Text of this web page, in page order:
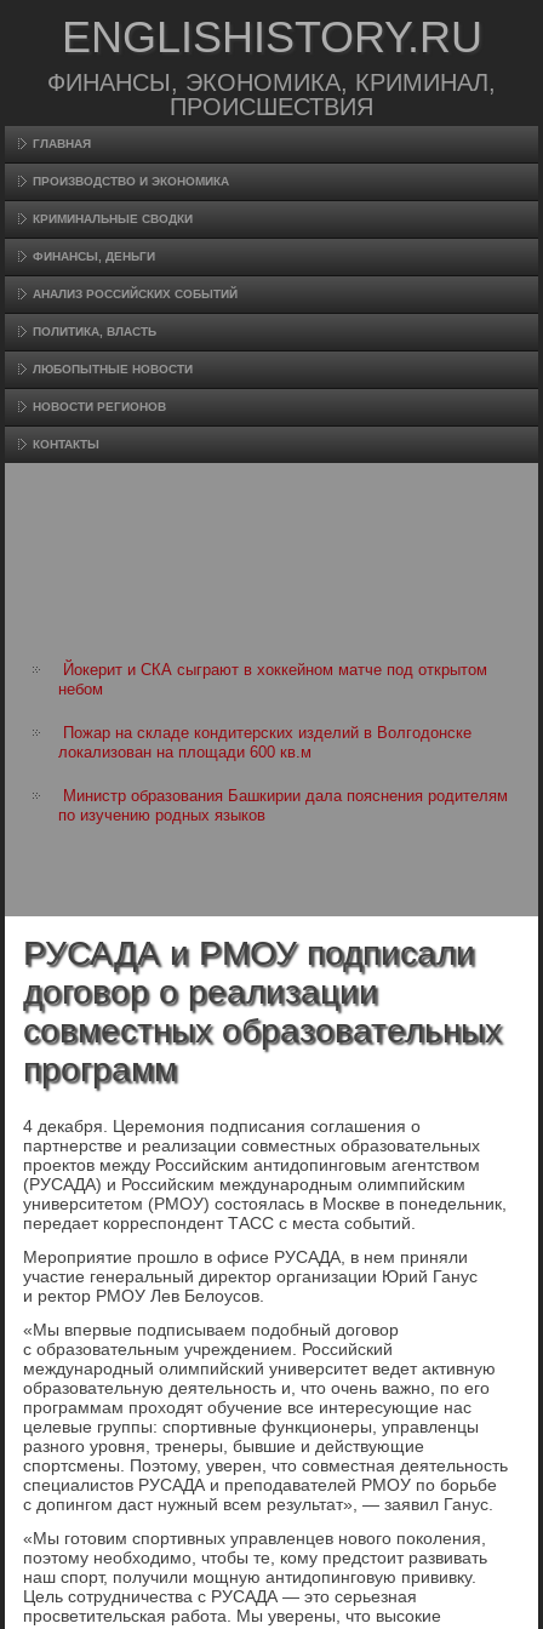
ENGLISHISTORY.RU
ФИНАНСЫ, ЭКОНОМИКА, КРИМИНАЛ,
ПРОИСШЕСТВИЯ
ГЛАВНАЯ
ПРОИЗВΟДСТВО И ЭКОНОМИКА
КРИМИНАЛЬНЫЕ СВОДКИ
ФИНАНСЫ, ДЕНЬГИ
АНАЛИЗ РОССИЙСКИХ СОБЫТИЙ
ПОЛИТИКА, ВЛАСТЬ
ЛЮБОПЫТНЫЕ НОВОСТИ
НОВОСТИ РЕГИОНОВ
КОНТАКТЫ
Йокерит и СКА сыграют в хоккейном матче под открытом
небом
Пожар на складе кондитерских изделий в Волгодонске
локализован на площади 600 кв.м
Министр образования Башкирии дала пояснения родителям
по изучению родных языков
РУСАДА и РМОУ подписали
договор о реализации
совместных образовательных
программ
4 декабря. Церемония подписания соглашения о
партнерстве и реализации совместных образовательных
проектов между Российским антидопинговым агентством
(РУСАДА) и Российским международным олимпийским
университетом (РМОУ) состоялась в Москве в понедельник,
передает корреспондент ТАСС с места событий.
Мероприятие прошло в офисе РУСАДА, в нем приняли
участие генеральный директор организации Юрий Ганус
и ректор РМОУ Лев Белоусов.
«Мы впервые подписываем подобный договор
с образовательным учреждением. Российский
международный олимпийский университет ведет активную
образовательную деятельность и, что очень важно, по его
программам проходят обучение все интересующие нас
целевые группы: спортивные функционеры, управленцы
разного уровня, тренеры, бывшие и действующие
спортсмены. Поэтому, уверен, что совместная деятельность
специалистов РУСАДА и преподавателей РМОУ по борьбе
с допингом даст нужный всем результат», — заявил Ганус.
«Мы готовим спортивных управленцев нового поколения,
поэтому необходимо, чтобы те, кому предстоит развивать
наш спорт, получили мощную антидопинговую прививку.
Цель сотрудничества с РУСАДА — это серьезная
просветительская работа. Мы уверены, что высокие